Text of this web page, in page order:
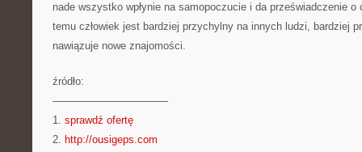
nade wszystko wpłynie na samopoczucie i da przeświadczenie
temu człowiek jest bardziej przychylny na innych ludzi, bardziej
nawiązuje nowe znajomości.
źródło:
———————————
1. sprawdź ofertę
2. http://ousigeps.com